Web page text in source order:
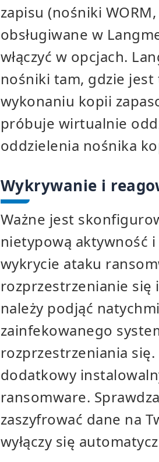
zapisu (nośniki
obsługiwane w
włączyć w opcjach.
nośniki tam, gdzie jest
wykonaniu kopii
próbuje wirtualnie
oddzielenia nośnika
Wykrywanie i
Ważne jest
nietypową aktywność
wykrycie ataku
rozprzestrzenianie się
należy podjąć
zainfekowanego
rozprzestrzeniania
dodatkowy
ransomware.
zaszyfrować dane na
wyłączy się